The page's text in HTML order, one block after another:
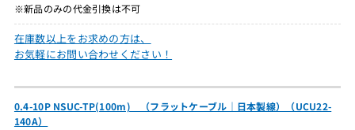
※新品のみの代金引換は不可
在庫数以上をお求めの方は、
お気軽にお問い合わせください！
0.4-10P NSUC-TP(100m) （フラットケーブル｜日本製線）（UCU22-
140A）